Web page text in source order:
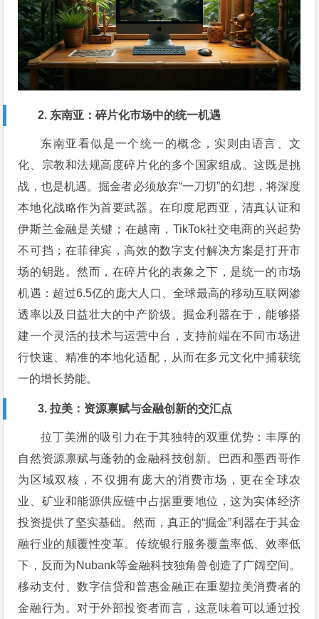
2. 东南亚：碎片化市场中的统一机遇
东南亚看似是一个统一的概念，实则由语言、文
化、宗教和法规高度碎片化的多个国家组成。这既是挑
战，也是机遇。掘金者必须放弃“一刀切”的幻想，将深度
本地化战略作为首要武器。在印度尼西亚，清真认证和
伊斯兰金融是关键；在越南，TikTok社交电商的兴起势
不可挡；在菲律宾，高效的数字支付解决方案是打开市
场的钥匙。然而，在碎片化的表象之下，是统一的市场
机遇：超过6.5亿的庞大人口、全球最高的移动互联网渗
透率以及日益壮大的中产阶级。掘金利器在于，能够搭
建一个灵活的技术与运营中台，支持前端在不同市场进
行快速、精准的本地化适配，从而在多元文化中捕获统
一的增长势能。
3. 拉美：资源禀赋与金融创新的交汇点
拉丁美洲的吸引力在于其独特的双重优势：丰厚的
自然资源禀赋与蓬勃的金融科技创新。巴西和墨西哥作
为区域双核，不仅拥有庞大的消费市场，更在全球农
业、矿业和能源供应链中占据重要地位，这为实体经济
投资提供了坚实基础。然而，真正的“掘金”利器在于其金
融行业的颠覆性变革。传统银行服务覆盖率低、效率低
下，反而为Nubank等金融科技独角兽创造了广阔空间。
移动支付、数字信贷和普惠金融正在重塑拉美消费者的
金融行为。对于外部投资者而言，这意味着可以通过投